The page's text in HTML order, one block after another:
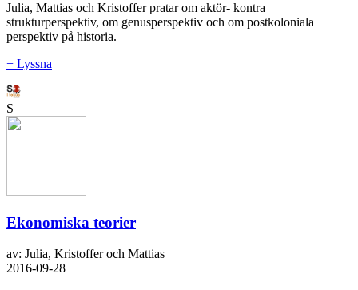
Julia, Mattias och Kristoffer pratar om aktör- kontra
strukturperspektiv, om genusperspektiv och om postkoloniala
perspektiv på historia.
+ Lyssna
S
Ekonomiska teorier
av: Julia, Kristoffer och Mattias
2016-09-28